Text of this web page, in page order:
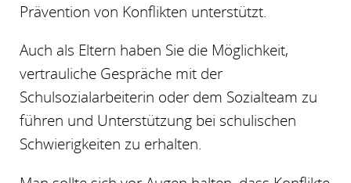
Prävention von Konflikten unterstützt.
Auch als Eltern haben Sie die Möglichkeit,
vertrauliche Gespräche mit der
Schulsozialarbeiterin oder dem Sozialteam zu
führen und Unterstützung bei schulischen
Schwierigkeiten zu erhalten.